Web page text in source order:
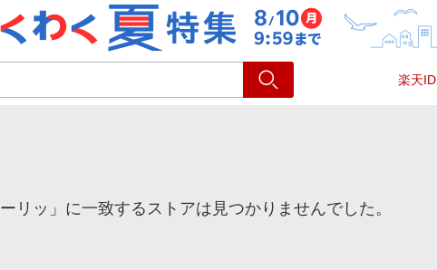
楽天
ング
リッ」に一致するストアは見つかりませんでした。